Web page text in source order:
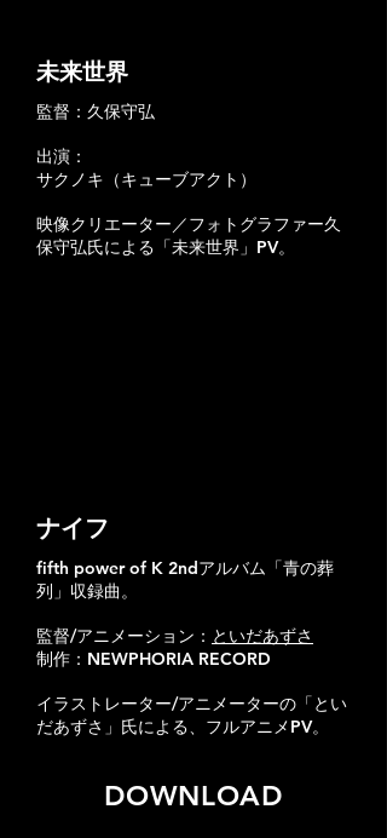
fifth power of K 2ndアルバム「青の葬
列」収録曲。
監督/アニメーション： といだあずさ
制作：NEWPHORIA RECORD
イラストレーター/アニメーターの「とい
だあずさ」氏による、フルアニメPV。
​ナイフ
監督：久保守弘
出演：
サクノキ（キューブアクト）
映像クリエーター／フォトグラファー久
保守弘氏による「未来世界」PV。
​未来世界
DOWNLOAD